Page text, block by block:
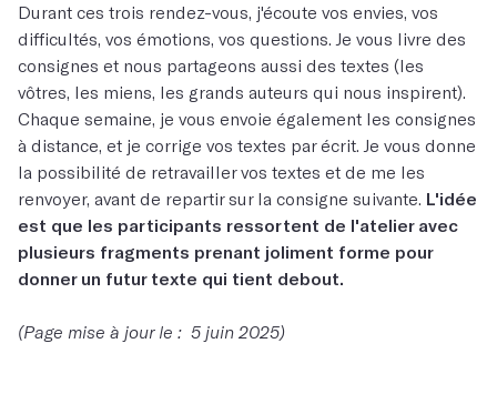
Durant ces trois rendez-vous, j'écoute vos envies, vos
difficultés, vos émotions, vos questions. Je vous livre des
consignes et nous partageons aussi des textes (les
vôtres, les miens, les grands auteurs qui nous inspirent).
Chaque semaine, je vous envoie également les consignes
à distance, et je corrige vos textes par écrit. Je vous donne
la possibilité de retravailler vos textes et de me les
renvoyer, avant de repartir sur la consigne suivante. L'idée
est que les participants ressortent de l'atelier avec
plusieurs fragments prenant joliment forme pour
donner un futur texte qui tient debout.
(Page mise à jour le : 5 juin 2025)